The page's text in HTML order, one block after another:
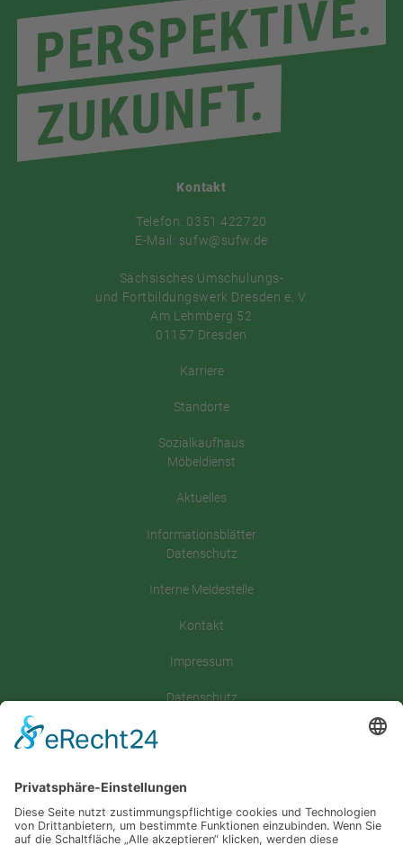
Kontakt
Telefon: 0351 422720
E-Mail: sufw@sufw.de
Sächsisches Umschulungs-
und Fortbildungswerk Dresden e. V.
Am Lehmberg 52
01157 Dresden
Karriere
Standorte
Sozialkaufhaus
Möbeldienst
Aktuelles
Informationsblätter
Datenschutz
Interne Meldestelle
Kontakt
Impressum
Datenschutz
Sitemap